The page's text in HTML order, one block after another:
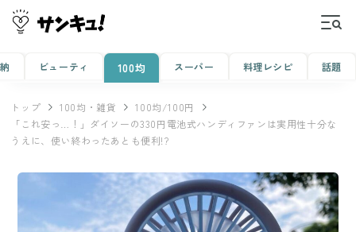
ビューティ 100均 スーパー 料理レシピ 話題
トップ 100均・雑貨
100均/100円
「これ安っ…！」ダイソーの330円電池式ハンディファンは実用性十分な
うえに、使い終わったあとも便利!?